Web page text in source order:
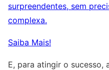
surpreendentes, sem
complexa.
Saiba Mais!
E, para atingir o sucesso,